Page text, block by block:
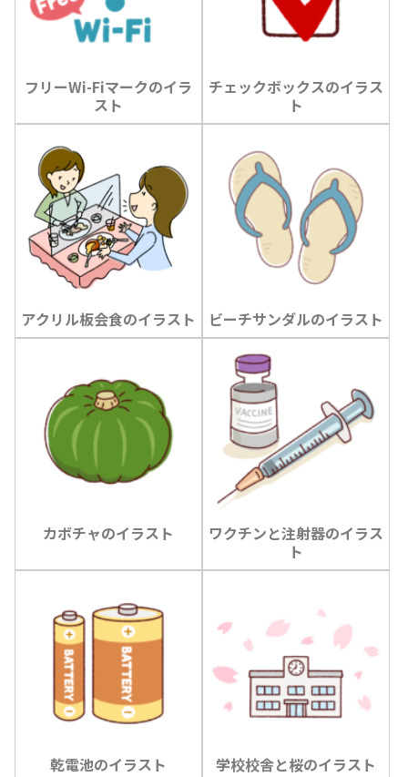
フリーWi-Fiマークのイラ
スト
チェックボックスのイラス
ト
アクリル板会食のイラスト ビーチサンダルのイラスト
カボチャのイラスト
ワクチンと注射器のイラス
ト
乾電池のイラスト 学校校舎と桜のイラスト